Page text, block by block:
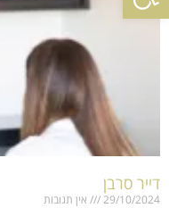
דייר סרבן
29/10/2024 אין תגובות